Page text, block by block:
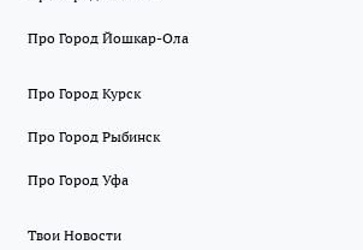
Про Город Йошкар-Ола
Про Город Курск
Про Город Рыбинск
Про Город Уфа
Твои Новости